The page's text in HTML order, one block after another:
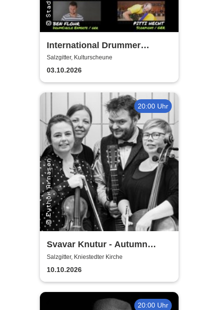
International Drummer
Meeting Konzert |
Kulturscheune
Salzgitter, Kulturscheune
03.10.2026
20:00 Uhr
Svavar Knutur - Autumn
String Trio Tour
Salzgitter, Kniestedter Kirche
10.10.2026
20:00 Uhr